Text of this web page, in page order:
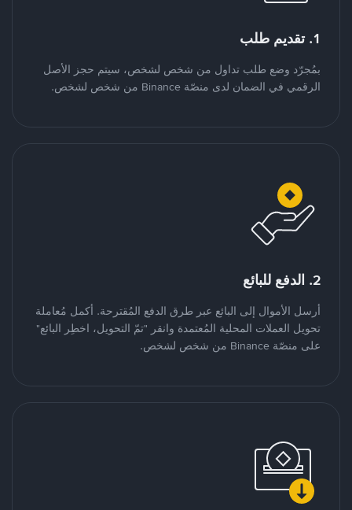
1. تقديم طلب
بمُجرّد وضع طلب تداول من شخص لشخص، سيتم حجز الأصل
الرقمي في الضمان لدى منصّة Binance من شخص لشخص.
2. الدفع للبائع
أرسل الأموال إلى البائع عبر طرق الدفع المُقترحة. أكمل مُعاملة
تحويل العملات المحلية المُعتمدة وانقر "تمّ التحويل، اخطِر البائع"
على منصّة Binance من شخص لشخص.